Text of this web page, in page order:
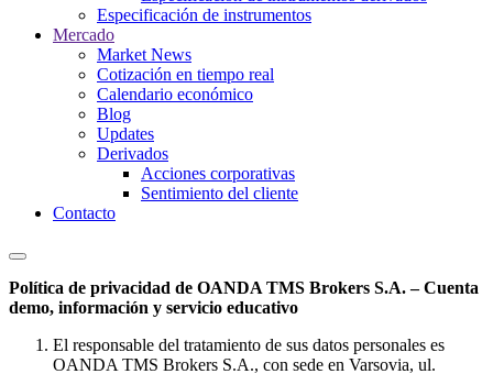
Especificación de instrumentos
Mercado
Market News
Cotización en tiempo real
Calendario económico
Blog
Updates
Derivados
Acciones corporativas
Sentimiento del cliente
Contacto
Política de privacidad de OANDA TMS Brokers S.A. – Cuenta
demo, información y servicio educativo
El responsable del tratamiento de sus datos personales es
OANDA TMS Brokers S.A., con sede en Varsovia, ul.